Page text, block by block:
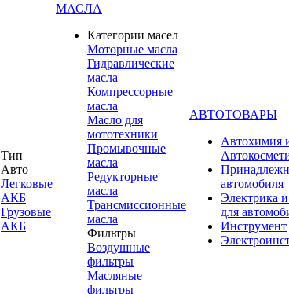
Тип
Авто
Легковые
АКБ
Грузовые
АКБ
МАСЛА
Категории масел
Моторные масла
Гидравлические
масла
Компрессорные
масла
Масло для
мототехники
Промывочные
масла
Редукторные
масла
Трансмиссионные
масла
Фильтры
Воздушные
фильтры
Масляные
фильтры
АВТОТОВАРЫ
Автохимия
автомобиля
Электрика
для
Инструмент